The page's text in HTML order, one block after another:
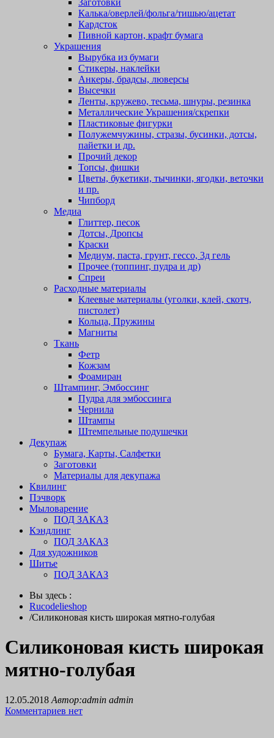
Заготовки
Калька/оверлей/фольга/тишью/ацетат
Кардсток
Пивной картон, крафт бумага
Украшения
Вырубка из бумаги
Стикеры, наклейки
Анкеры, брадсы, люверсы
Высечки
Ленты, кружево, тесьма, шнуры, резинка
Металлические Украшения/скрепки
Пластиковые фигурки
Полужемчужины, стразы, бусинки, дотсы,
пайетки и др.
Прочий декор
Топсы, фишки
Цветы, букетики, тычинки, ягодки, веточки
и пр.
Чипборд
Медиа
Глиттер, песок
Дотсы, Дропсы
Краски
Медиум, паста, грунт, гессо, 3д гель
Прочее (топпинг, пудра и др)
Спреи
Расходные материалы
Клеевые материалы (уголки, клей, скотч,
пистолет)
Кольца, Пружины
Магниты
Ткань
Фетр
Кожзам
Фоамиран
Штампинг, Эмбоссинг
Пудра для эмбоссинга
Чернила
Штампы
Штемпельные подушечки
Декупаж
Бумага, Карты, Салфетки
Заготовки
Материалы для декупажа
Квилинг
Пэчворк
Мыловарение
ПОД ЗАКАЗ
Кэндлинг
ПОД ЗАКАЗ
Для художников
Шитье
ПОД ЗАКАЗ
Вы здесь :
Rucodelieshop
/Силиконовая кисть широкая мятно-голубая
Силиконовая кисть широкая
мятно-голубая
12.05.2018 Автор:admin admin
Комментариев нет